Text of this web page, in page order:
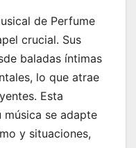
de Perfume
crucial. Sus
baladas íntimas
lo que atrae
Esta
música se adapte
y situaciones,